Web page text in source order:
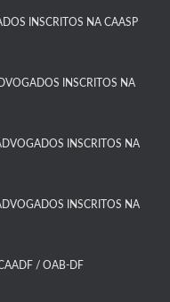
INSCRITOS NA CAASP
INSCRITOS NA
INSCRITOS NA
INSCRITOS NA
/ OAB-DF​